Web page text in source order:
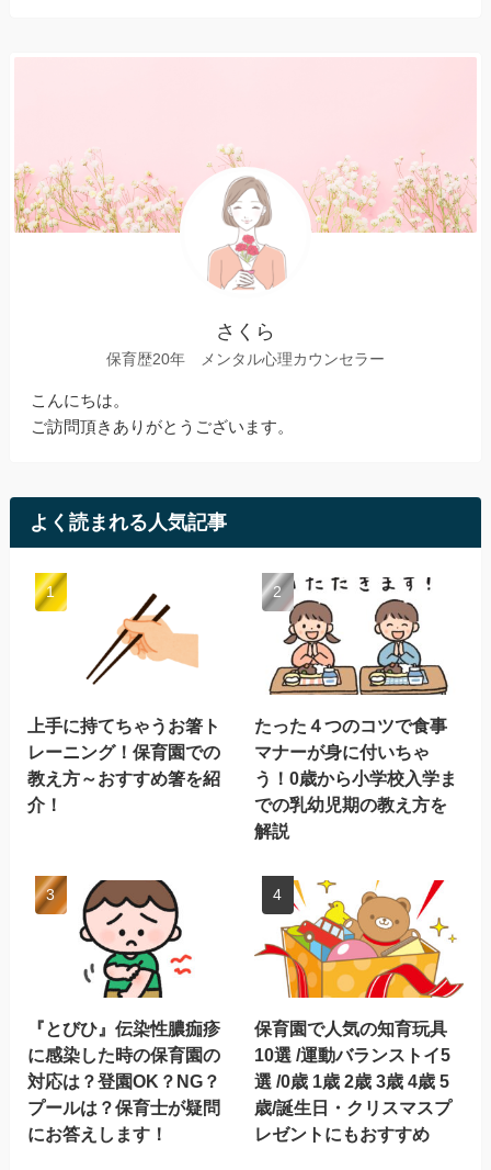
さくら
保育歴20年 メンタル心理カウンセラー
こんにちは。
ご訪問頂きありがとうございます。
よく読まれる人気記事
上手に持てちゃうお箸ト
レーニング！保育園での
教え方～おすすめ箸を紹
介！
たった４つのコツで食事
マナーが身に付いちゃ
う！0歳から小学校入学ま
での乳幼児期の教え方を
解説
『とびひ』伝染性膿痂疹
に感染した時の保育園の
対応は？登園OK？NG？
プールは？保育士が疑問
にお答えします！
保育園で人気の知育玩具
10選 /運動バランストイ5
選 /0歳 1歳 2歳 3歳 4歳 5
歳/誕生日・クリスマスプ
レゼントにもおすすめ